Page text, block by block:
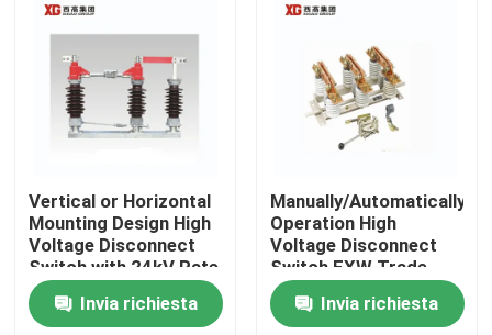
Casa
Prodotti
Circa noi
Vertical or Horizontal
Mounting Design High
Voltage Disconnect
Switch with 24kV Rate
Voltage
Invia richiesta
Manually/Automatically
Operation High
Voltage Disconnect
Switch EXW Trade
Terms Product
Invia richiesta